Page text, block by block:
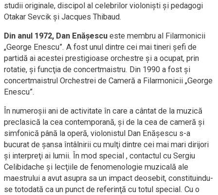
studii originale, discipol al celebrilor violonişti şi pedagogi
Otakar Sevcik şi Jacques Thibaud.
Din anul 1972, Dan Enăşescu este membru al Filarmonicii
„George Enescu”. A fost unul dintre cei mai tineri şefi de
partidă ai acestei prestigioase orchestre şi a ocupat, prin
rotatie, şi funcţia de concertmaistru. Din 1990 a fost şi
concertmaistrul Orchestrei de Cameră a Filarmonicii „George
Enescu”.
În numeroşii ani de activitate în care a cântat de la muzică
preclasică la cea contemporană, şi de la cea de cameră şi
simfonică până la operă, violonistul Dan Enăşescu s-a
bucurat de şansa întâlnirii cu mulţi dintre cei mai mari dirijori
şi interpreţi ai lumii. În mod special , contactul cu Sergiu
Celibidache şi lecţiile de fenomenologie muzicală ale
maestrului a avut asupra sa un impact deosebit, constituindu-
se totodată ca un punct de referinţă cu totul special. Cu o